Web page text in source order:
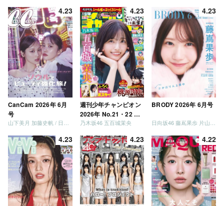
4.23
CanCam 2026年 6月
号
山下美月 加藤史帆 / 日向坂46 大野愛実
4.23
週刊少年チャンピオン
2026年 No.21・22 合
併号
乃木坂46 五百城茉央
4.23
BRODY 2026年 6月号
日向坂46 藤嶌果歩 片山紗希 松尾桜 金村美玖 髙橋未来虹
4.23 4.23 4.22